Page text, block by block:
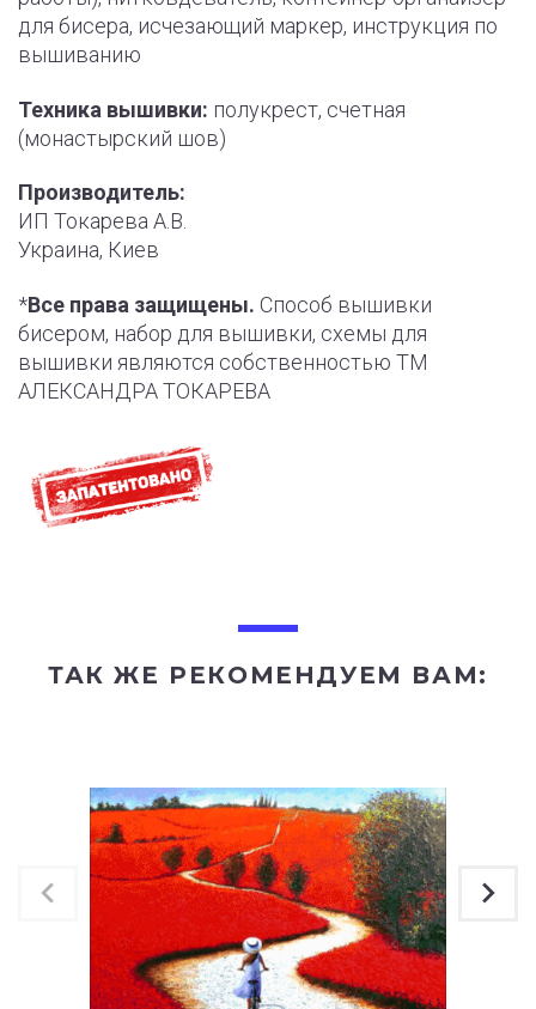
для бисера, исчезающий маркер, инструкция по
вышиванию
Техника вышивки: полукрест, счетная
(монастырский шов)
Производитель:
ИП Токарева А.В.
Украина, Киев
*Все права защищены. Способ вышивки
бисером, набор для вышивки, схемы для
вышивки являются собственностью ТМ
АЛЕКСАНДРА ТОКАРЕВА
ТАК ЖЕ РЕКОМЕНДУЕМ ВАМ: